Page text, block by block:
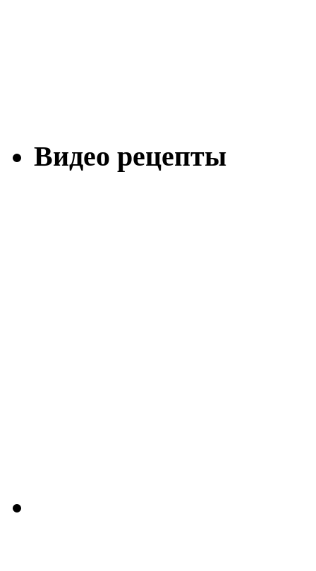
Видео рецепты